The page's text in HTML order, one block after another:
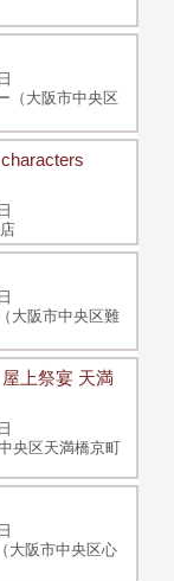
（大阪市中央区
大阪市中央区難
上祭宴 天満
央区天満橋京町
大阪市中央区心